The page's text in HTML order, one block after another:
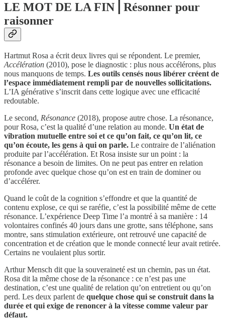
LE MOT DE LA FIN⎟ Résonner pour
raisonner
Hartmut Rosa a écrit deux livres qui se répondent. Le premier,
Accélération (2010), pose le diagnostic : plus nous accélérons, plus
nous manquons de temps. Les outils censés nous libérer créent de
l’espace immédiatement rempli par de nouvelles sollicitations.
L’IA générative s’inscrit dans cette logique avec une efficacité
redoutable.
Le second, Résonance (2018), propose autre chose. La résonance,
pour Rosa, c’est la qualité d’une relation au monde. Un état de
vibration mutuelle entre soi et ce qu’on fait, ce qu’on lit, ce
qu’on écoute, les gens à qui on parle. Le contraire de l’aliénation
produite par l’accélération. Et Rosa insiste sur un point : la
résonance a besoin de limites. On ne peut pas entrer en relation
profonde avec quelque chose qu’on est en train de dominer ou
d’accélérer.
Quand le coût de la cognition s’effondre et que la quantité de
contenu explose, ce qui se raréfie, c’est la possibilité même de cette
résonance. L’expérience Deep Time l’a montré à sa manière : 14
volontaires confinés 40 jours dans une grotte, sans téléphone, sans
montre, sans stimulation extérieure, ont retrouvé une capacité de
concentration et de création que le monde connecté leur avait retirée.
Certains ne voulaient plus sortir.
Arthur Mensch dit que la souveraineté est un chemin, pas un état.
Rosa dit la même chose de la résonance : ce n’est pas une
destination, c’est une qualité de relation qu’on entretient ou qu’on
perd. Les deux parlent de quelque chose qui se construit dans la
durée et qui exige de renoncer à la vitesse comme valeur par
défaut.